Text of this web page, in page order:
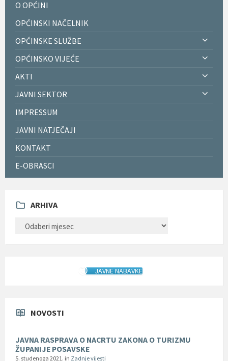
O OPĆINI
OPĆINSKI NAČELNIK
OPĆINSKE SLUŽBE
OPĆINSKO VIJEĆE
AKTI
JAVNI SEKTOR
IMPRESSUM
JAVNI NATJEČAJI
KONTAKT
E-OBRASCI
ARHIVA
JAVNE NABAVKE
NOVOSTI
JAVNA RASPRAVA O NACRTU ZAKONA O TURIZMU
ŽUPANIJE POSAVSKE
5. studenoga 2021. in Zadnje vijesti